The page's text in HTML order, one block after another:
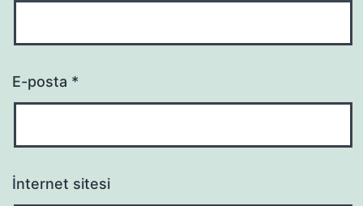
E-posta *
İnternet sitesi